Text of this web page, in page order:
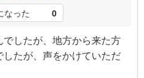
なった 0
したが、地方から来た方
たが、声をかけていただ